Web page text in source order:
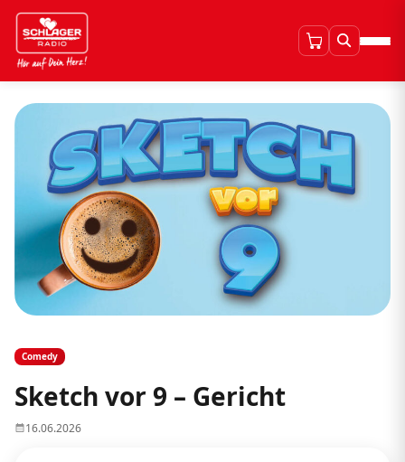
Comedy
Sketch vor 9 – Gericht
16.06.2026